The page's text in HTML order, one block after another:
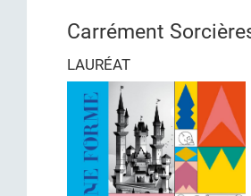
Carrément
LAURÉAT